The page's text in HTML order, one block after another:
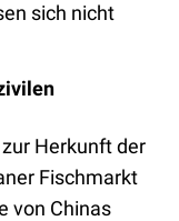
sich nicht
Herkunft der
Fischmarkt
von Chinas